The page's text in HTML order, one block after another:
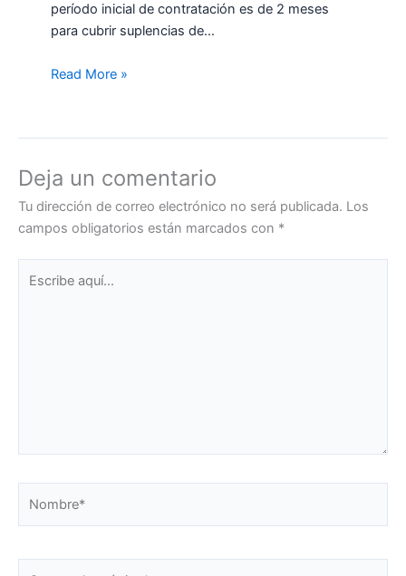
período inicial de contratación es de 2 meses
para cubrir suplencias de…
Read More »
Deja un comentario
Tu dirección de correo electrónico no será publicada. Los
campos obligatorios están marcados con *
aquí...